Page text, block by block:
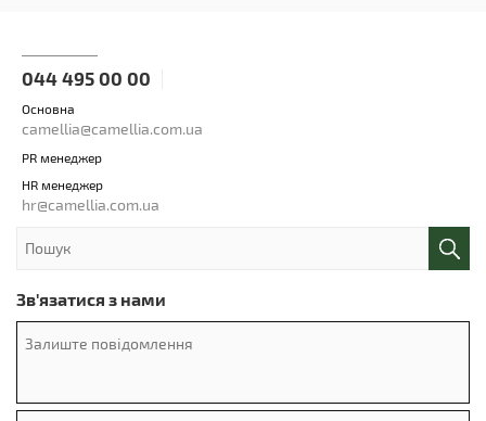
044 495 00 00
Основна
camellia@camellia.com.ua
PR менеджер
HR менеджер
hr@camellia.com.ua
Зв'язатися з нами